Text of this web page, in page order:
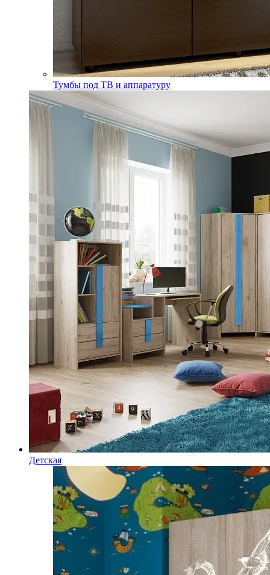
Тумбы под ТВ и аппаратуру
Детская